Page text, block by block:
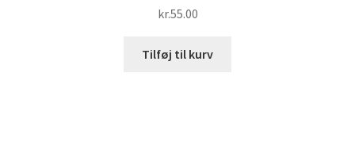
kr.55.00
Tilføj til kurv